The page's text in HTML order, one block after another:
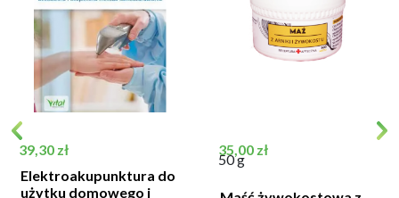
Cena
39,30 zł
Elektroakupunktura do
użytku domowego i
Cena
35,00 zł
50 g